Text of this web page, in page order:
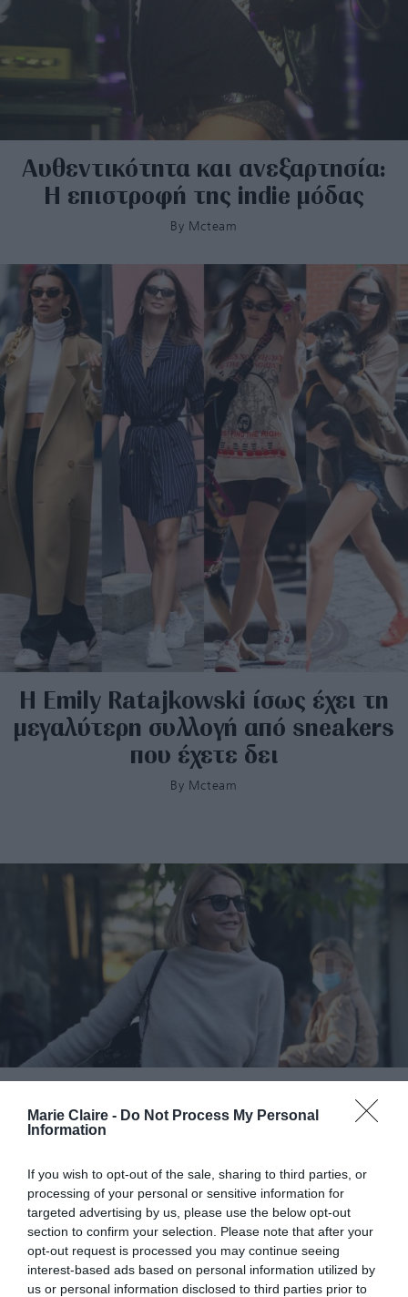
Marie Claire - Do Not Process My Personal
Information
If you wish to opt-out of the sale, sharing to third parties, or
processing of your personal or sensitive information for
targeted advertising by us, please use the below opt-out
section to confirm your selection. Please note that after your
opt-out request is processed you may continue seeing
interest-based ads based on personal information utilized by
us or personal information disclosed to third parties prior to
Αυθεντικότητα και ανεξαρτησία:
Η επιστροφή της indie μόδας
By Mcteam
H Emily Ratajkowski ίσως έχει τη
μεγαλύτερη συλλογή από sneakers
που έχετε δει
By Mcteam
Τζένη Μπαλατσινού: O τρόπος που συνδύασε το
λευκό παντελόνι είναι ιδανικός για χειμερινές
εμφανίσεις
ByMcteam